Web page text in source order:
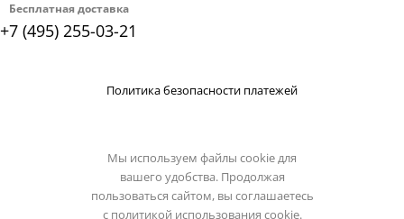
Бесплатная доставка
+7 (495) 255-03-21
Политика безопасности платежей
Мы используем файлы cookie для
вашего удобства. Продолжая
пользоваться сайтом, вы соглашаетесь
с политикой использования cookie.